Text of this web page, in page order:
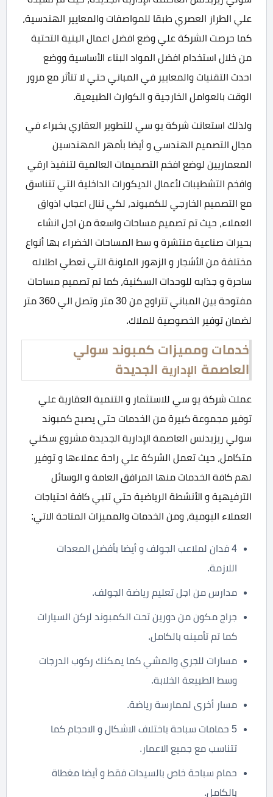
علي الطراز العصري طبقا للمواصفات والمعايير الهندسية،
كما حرصت الشركة علي وضع افضل اعمال البنية التحتية
من خلال استخدام افضل المواد البناء الأساسية ووضع
احدث التقنيات والمعايير في المباني حتي لا تتأثر مع مرور
الوقت بالعوامل الخارجية و الكوارث الطبيعية.
ولذلك استعانت شركة يو سي للتطوير العقاري بخبراء في
مجال التصميم الهندسي و أيضا بأمهر المهندسين
المعماريين لوضع افخم التصميمات العالمية لتنفيذ ارقي
وافخم التشطيبات لأعمال الديكورات الداخلية التي تتناسق
مع التصميم الخارجي للكمبوند، لكي تنال اعجاب اذواق
العملاء، حيث تم تصميم مساحات واسعة من اجل انشاء
بحيرات صناعية منتشرة و سط المساحات الخضراء بها أنواع
مختلفة من الأشجار و الزهور الملونة التي تعطي اطلاله
ساحرة و جذابه للوحدات السكنية، كما تم تصميم مساحات
مفتوحة بين المباني تتراوح من 30 متر وتصل الي 360 متر
لضمان توفير الخصوصية للملاك.
خدمات ومميزات كمبوند سولي
العاصمة الإدارية الجديدة
عملت شركة يو سي للاستثمار و التنمية العقارية علي
توفير مجموعة كبيرة من الخدمات حتي يصبح كمبوند
سولي ريزيدنس العاصمة الإدارية الجديدة مشروع سكني
متكامل، حيث تعمل الشركة علي راحة عملاءها و توفير
لهم كافة الخدمات منها المرافق العامة و الوسائل
الترفيهية و الأنشطة الرياضية حتي تلبي كافة احتياجات
العملاء اليومية، ومن الخدمات والمميزات المتاحة الاتي:
4 فدان لملاعب الجولف و أيضا بأفضل المعدات
اللازمة.
مدارس من اجل تعليم رياضة الجولف.
جراج مكون من دورين تحت الكمبوند لركن السيارات
كما تم تأمينه بالكامل.
مسارات للجري والمشي كما يمكنك ركوب الدرجات
وسط الطبيعة الخلابة.
مسار أخرى لممارسة رياضة.
5 حمامات سباحة باختلاف الاشكال و الاحجام كما
تتناسب مع جميع الاعمار.
حمام سباحة خاص بالسيدات فقط و أيضا مغطاة
بالكامل.